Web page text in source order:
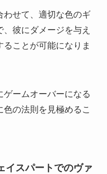
わせて、適切な色のギ
彼にダメージを与え
ことが可能になりま
ゲームオーバーになる
色の法則を見極めるこ
イスパートでのヴァ